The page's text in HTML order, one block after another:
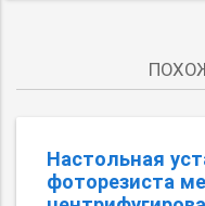
Настольная
фоторезиста